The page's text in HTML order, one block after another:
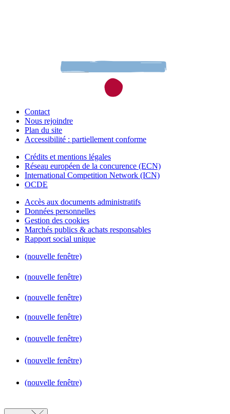
Contact
Nous rejoindre
Plan du site
Accessibilité : partiellement conforme
Crédits et mentions légales
Réseau européen de la concurence (ECN)
International Competition Network (ICN)
OCDE
Accès aux documents administratifs
Données personnelles
Gestion des cookies
Marchés publics & achats responsables
Rapport social unique
(nouvelle fenêtre)
(nouvelle fenêtre)
(nouvelle fenêtre)
(nouvelle fenêtre)
(nouvelle fenêtre)
(nouvelle fenêtre)
(nouvelle fenêtre)